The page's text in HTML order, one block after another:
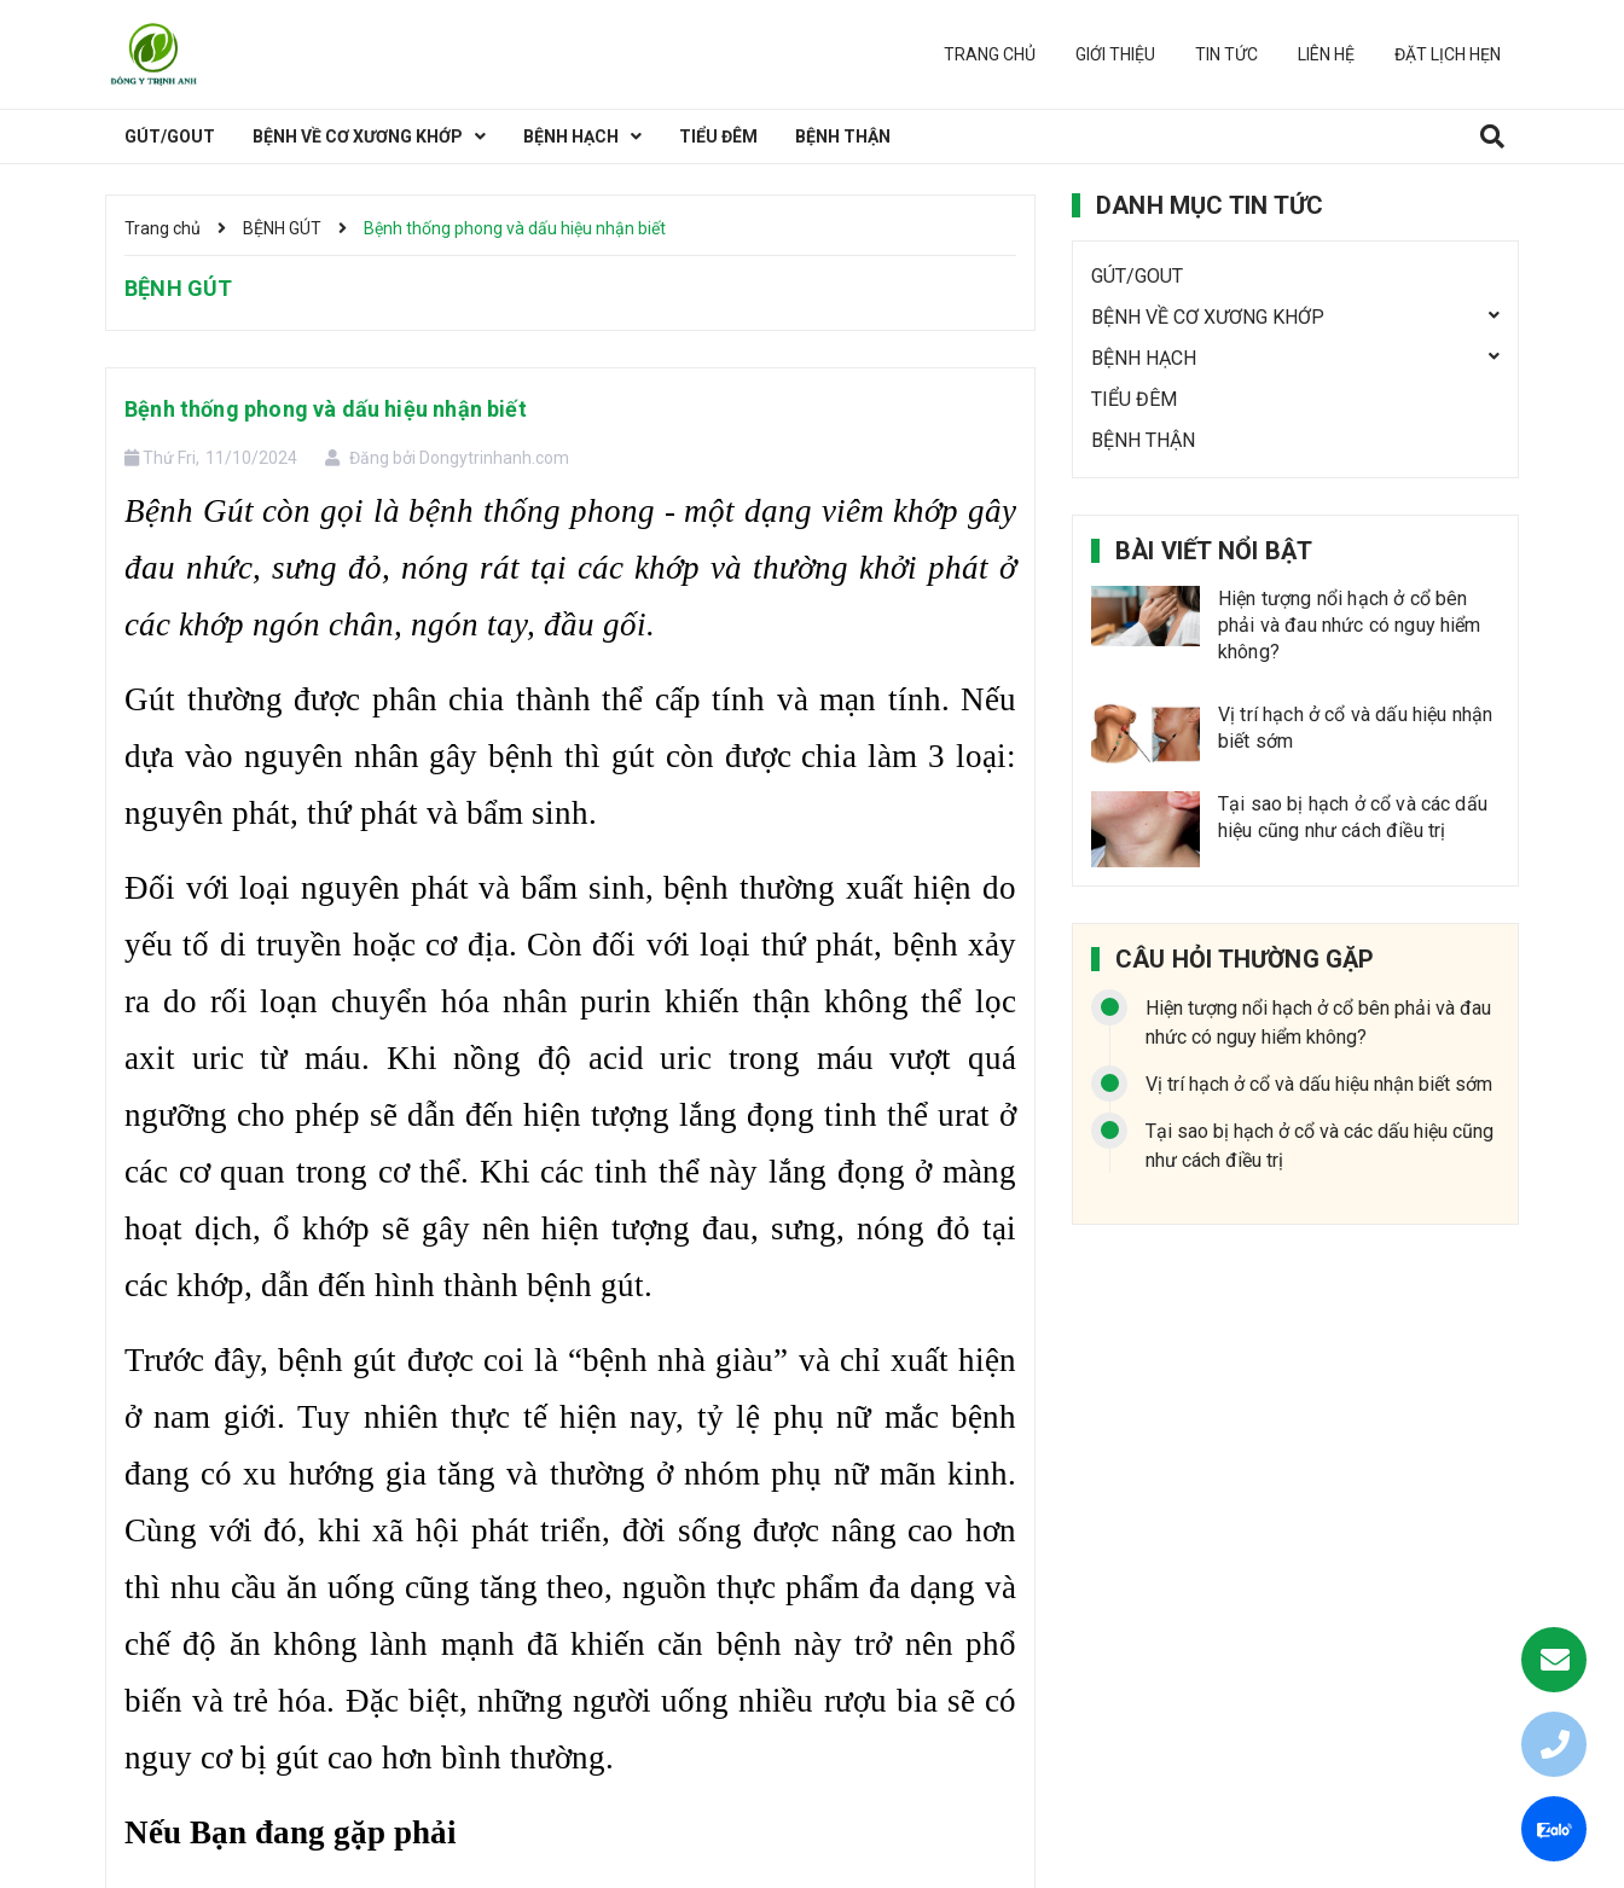
TRANG CHỦ GIỚI THIỆU TIN TỨC LIÊN HỆ ĐẶT LỊCH HẸN
GÚT/GOUT BỆNH VỀ CƠ XƯƠNG KHỚP BỆNH HẠCH TIỂU ĐÊM BỆNH THẬN
Trang chủ BỆNH GÚT Bệnh thống phong và dấu hiệu nhận biết
BỆNH GÚT
Bệnh thống phong và dấu hiệu nhận biết
Thứ Fri, 11/10/2024 Đăng bởi Dongytrinhanh.com
Bệnh Gút còn gọi là bệnh thống phong - một dạng viêm khớp gây
đau nhức, sưng đỏ, nóng rát tại các khớp và thường khởi phát ở
các khớp ngón chân, ngón tay, đầu gối.
Gút thường được phân chia thành thể cấp tính và mạn tính. Nếu
dựa vào nguyên nhân gây bệnh thì gút còn được chia làm 3 loại:
nguyên phát, thứ phát và bẩm sinh.
Đối với loại nguyên phát và bẩm sinh, bệnh thường xuất hiện do
yếu tố di truyền hoặc cơ địa. Còn đối với loại thứ phát, bệnh xảy
ra do rối loạn chuyển hóa nhân purin khiến thận không thể lọc
axit uric từ máu. Khi nồng độ acid uric trong máu vượt quá
ngưỡng cho phép sẽ dẫn đến hiện tượng lắng đọng tinh thể urat ở
các cơ quan trong cơ thể. Khi các tinh thể này lắng đọng ở màng
hoạt dịch, ổ khớp sẽ gây nên hiện tượng đau, sưng, nóng đỏ tại
các khớp, dẫn đến hình thành bệnh gút.
Trước đây, bệnh gút được coi là “bệnh nhà giàu” và chỉ xuất hiện
ở nam giới. Tuy nhiên thực tế hiện nay, tỷ lệ phụ nữ mắc bệnh
đang có xu hướng gia tăng và thường ở nhóm phụ nữ mãn kinh.
Cùng với đó, khi xã hội phát triển, đời sống được nâng cao hơn
thì nhu cầu ăn uống cũng tăng theo, nguồn thực phẩm đa dạng và
chế độ ăn không lành mạnh đã khiến căn bệnh này trở nên phổ
biến và trẻ hóa. Đặc biệt, những người uống nhiều rượu bia sẽ có
nguy cơ bị gút cao hơn bình thường.
Nếu Bạn đang gặp phải
DANH MỤC TIN TỨC
GÚT/GOUT
BỆNH VỀ CƠ XƯƠNG KHỚP
BỆNH HẠCH
TIỂU ĐÊM
BỆNH THẬN
BÀI VIẾT NỔI BẬT
Hiện tượng nổi hạch ở cổ bên
phải và đau nhức có nguy hiểm
không?
Vị trí hạch ở cổ và dấu hiệu nhận
biết sớm
Tại sao bị hạch ở cổ và các dấu
hiệu cũng như cách điều trị
CÂU HỎI THƯỜNG GẶP
Hiện tượng nổi hạch ở cổ bên phải và đau
nhức có nguy hiểm không?
Vị trí hạch ở cổ và dấu hiệu nhận biết sớm
Tại sao bị hạch ở cổ và các dấu hiệu cũng
như cách điều trị